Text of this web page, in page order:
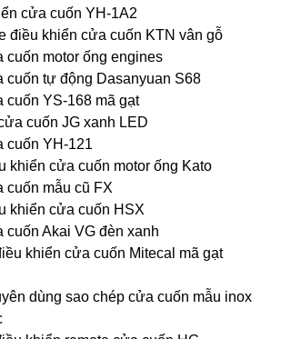
cửa cuốn YH-1A2
điều khiển cửa cuốn KTN vân gỗ
cuốn motor ống engines
cuốn tự động Dasanyuan S68
cuốn YS-168 mã gạt
cuốn JG xanh LED
cuốn YH-121
khiển cửa cuốn motor ống Kato
cuốn mẫu cũ FX
khiển cửa cuốn HSX
cuốn Akai VG đèn xanh
khiển cửa cuốn Mitecal mã gạt
dùng sao chép cửa cuốn mẫu inox